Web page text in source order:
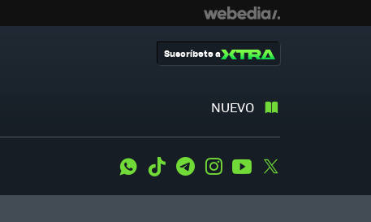
NUEVO
Suscríbete a
WhatsApp
Tiktok TelegramInstagramYoutube